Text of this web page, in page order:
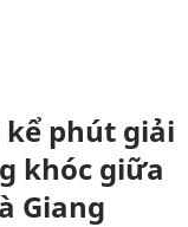
phút giải
khóc giữa
Giang